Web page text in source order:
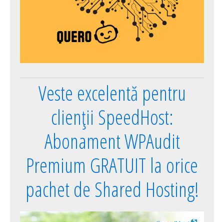
Veste excelentă pentru
clienții SpeedHost:
Abonament WPAudit
Premium GRATUIT la orice
pachet de Shared Hosting!